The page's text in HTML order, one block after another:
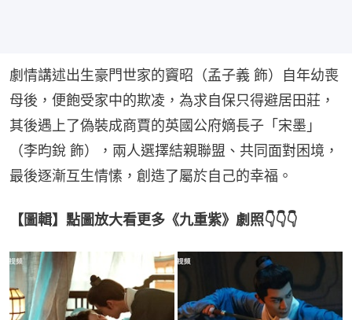
劇情講述出生豪門世家的竇昭（孟子義 飾）自年幼喪
母後，便飽受家中的欺凌，為求自保只得避居田莊，
其後遇上了偽裝成商賈的英國公府嫡長子「宋墨」
（李昀銳 飾），兩人選擇結親聯盟、共同面對困境，
最後逐漸互生情愫，創造了屬於自己的幸福。
【圖輯】點圖放大看更多《九重紫》劇照👇👇👇